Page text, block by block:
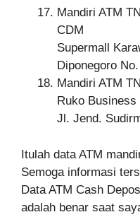
Mandiri ATM
CDM
Supermall
Diponegoro
Mandiri ATM
Ruko
Jl. Jend.
Itulah data ATM
Semoga informasi
Data ATM Cash
adalah benar saat